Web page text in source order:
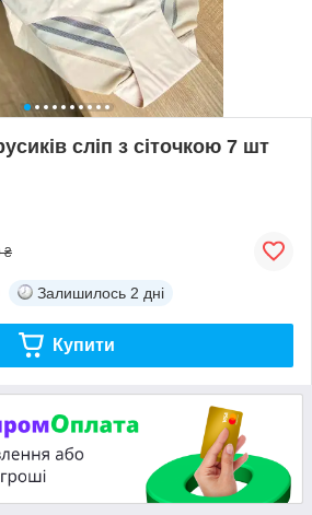
сліп з сіточкою 7 шт
₴
Залишилось 2 дні
Купити